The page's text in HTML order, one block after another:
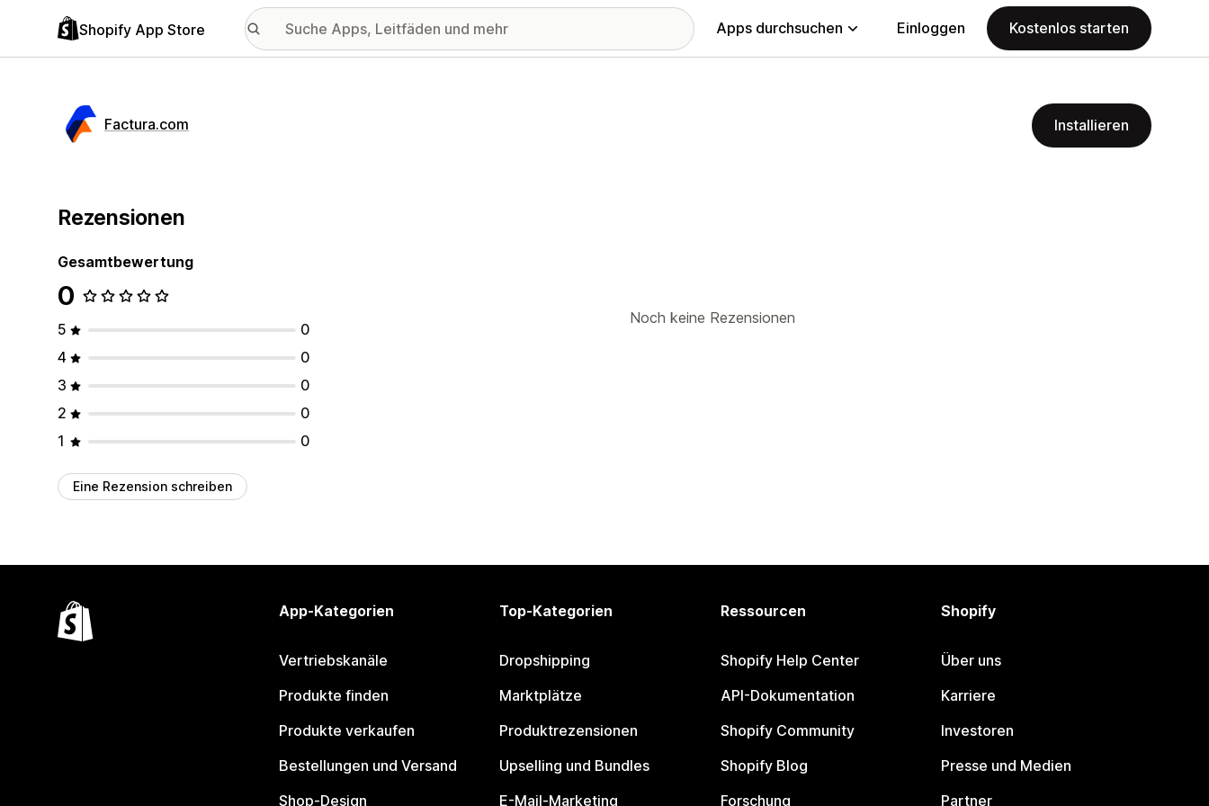
Shopify App Store Apps durchsuchen Einloggen Kostenlos starten
Factura.com Installieren
Rezensionen
Gesamtbewertung
0
5
0
4
0
3
0
2
0
1
0
Eine Rezension schreiben
Noch keine Rezensionen
App-Kategorien
Vertriebskanäle
Produkte finden
Produkte verkaufen
Bestellungen und Versand
Shop-Design
Top-Kategorien
Dropshipping
Marktplätze
Produktrezensionen
Upselling und Bundles
E-Mail-Marketing
Ressourcen
Shopify Help Center
API-Dokumentation
Shopify Community
Shopify Blog
Forschung
Shopify
Über uns
Karriere
Investoren
Presse und Medien
Partner